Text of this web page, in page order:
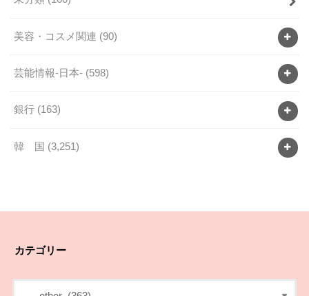
美容・コスメ関連 (90)
芸能情報-日本- (598)
銀行 (163)
韓 国 (3,251)
カテゴリー